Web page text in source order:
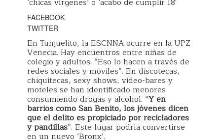
FACEBOOK
TWITTER
En Tunjuelito, la ESCNNA ocurre en la UPZ
Venecia. Hay encuentros entre niñas de
colegio y adultos. “Eso lo hacen a través de
redes sociales y móviles”. En discotecas,
chiquitecas, sexy shows, video-bares y
moteles se han identificado menores
consumiendo drogas y alcohol. “Y en
barrios como San Benito, los jóvenes dicen
que el delito es propiciado por recicladores
y pandillas”. Este lugar podría convertirse
en un nuevo ‘Bronx’.